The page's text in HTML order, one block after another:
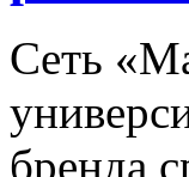
Сеть
бренда